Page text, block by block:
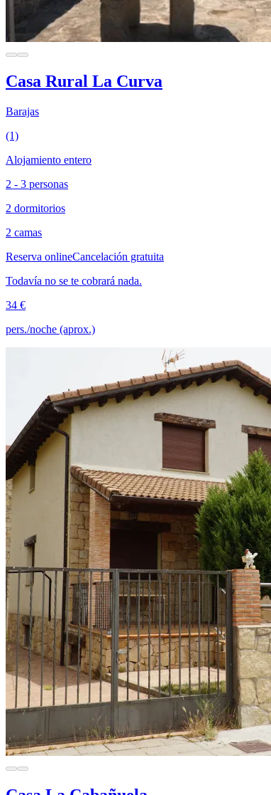
Casa Rural La Curva
Barajas
(1)
Alojamiento entero
2 - 3 personas
2 dormitorios
2 camas
Reserva onlineCancelación gratuita
Todavía no se te cobrará nada.
34 €
pers./noche (aprox.)